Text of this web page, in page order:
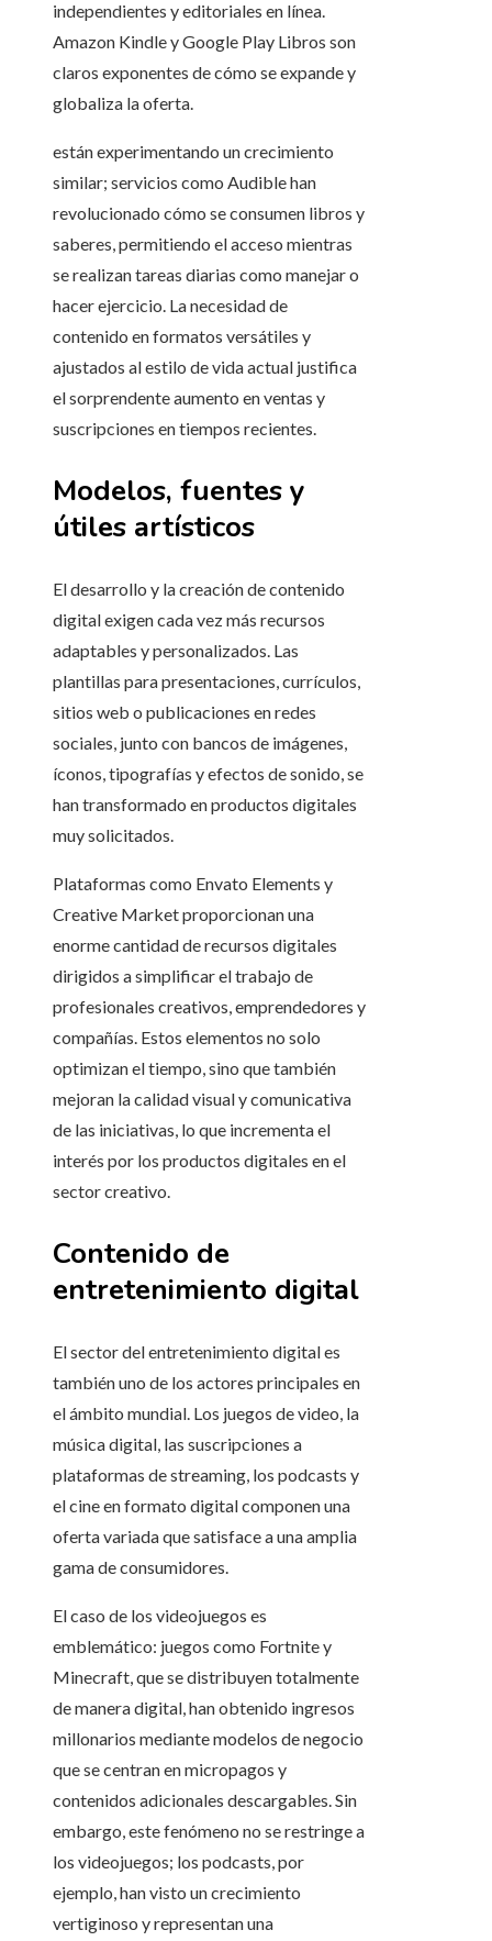
independientes y editoriales en línea.
Amazon Kindle y Google Play Libros son
claros exponentes de cómo se expande y
globaliza la oferta.
están experimentando un crecimiento
similar; servicios como Audible han
revolucionado cómo se consumen libros y
saberes, permitiendo el acceso mientras
se realizan tareas diarias como manejar o
hacer ejercicio. La necesidad de
contenido en formatos versátiles y
ajustados al estilo de vida actual justifica
el sorprendente aumento en ventas y
suscripciones en tiempos recientes.
Modelos, fuentes y
útiles artísticos
El desarrollo y la creación de contenido
digital exigen cada vez más recursos
adaptables y personalizados. Las
plantillas para presentaciones, currículos,
sitios web o publicaciones en redes
sociales, junto con bancos de imágenes,
íconos, tipografías y efectos de sonido, se
han transformado en productos digitales
muy solicitados.
Plataformas como Envato Elements y
Creative Market proporcionan una
enorme cantidad de recursos digitales
dirigidos a simplificar el trabajo de
profesionales creativos, emprendedores y
compañías. Estos elementos no solo
optimizan el tiempo, sino que también
mejoran la calidad visual y comunicativa
de las iniciativas, lo que incrementa el
interés por los productos digitales en el
sector creativo.
Contenido de
entretenimiento digital
El sector del entretenimiento digital es
también uno de los actores principales en
el ámbito mundial. Los juegos de video, la
música digital, las suscripciones a
plataformas de streaming, los podcasts y
el cine en formato digital componen una
oferta variada que satisface a una amplia
gama de consumidores.
El caso de los videojuegos es
emblemático: juegos como Fortnite y
Minecraft, que se distribuyen totalmente
de manera digital, han obtenido ingresos
millonarios mediante modelos de negocio
que se centran en micropagos y
contenidos adicionales descargables. Sin
embargo, este fenómeno no se restringe a
los videojuegos; los podcasts, por
ejemplo, han visto un crecimiento
vertiginoso y representan una